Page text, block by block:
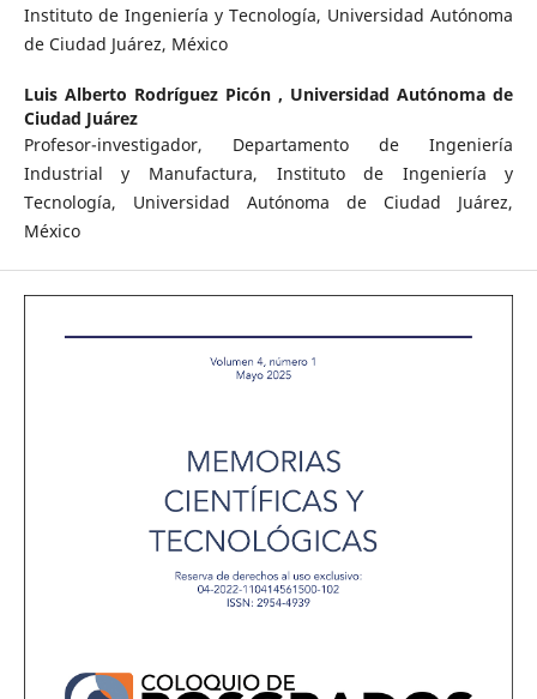
Instituto de Ingeniería y Tecnología, Universidad Autónoma
de Ciudad Juárez, México
Luis Alberto Rodríguez Picón , Universidad Autónoma de
Ciudad Juárez
Profesor-investigador, Departamento de Ingeniería
Industrial y Manufactura, Instituto de Ingeniería y
Tecnología, Universidad Autónoma de Ciudad Juárez,
México